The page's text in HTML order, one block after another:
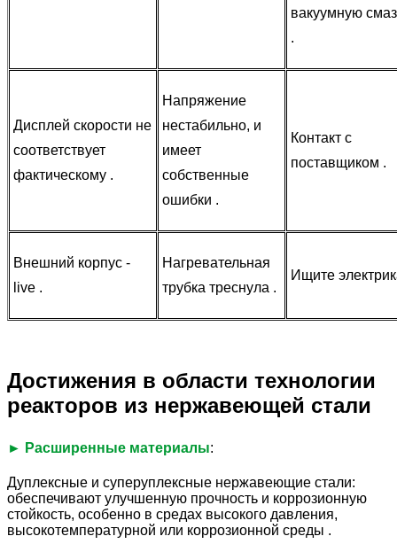
вакуумную
.
Дисплей скорости не
соответствует
фактическому .
Напряжение
нестабильно, и
имеет
собственные
ошибки .
Контакт с
поставщиком .
Внешний корпус -
live .
Нагревательная
трубка треснула .
Ищите
Достижения в области технологии
реакторов из нержавеющей стали
► Расширенные материалы:
Дуплексные и суперуплексные нержавеющие стали:
обеспечивают улучшенную прочность и коррозионную
стойкость, особенно в средах высокого давления,
высокотемпературной или коррозионной среды .